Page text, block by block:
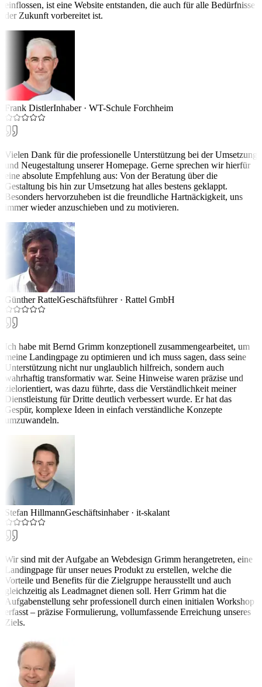
einflossen, ist eine Website entstanden, die auch für alle Bedürfnisse
der Zukunft vorbereitet ist.
Frank DistlerInhaber· WT-Schule Forchheim
Vielen Dank für die professionelle Unterstützung bei der Umsetzung
und Neugestaltung unserer Homepage. Gerne sprechen wir hierfür
eine absolute Empfehlung aus: Von der Beratung über die
Gestaltung bis hin zur Umsetzung hat alles bestens geklappt.
Besonders hervorzuheben ist die freundliche Hartnäckigkeit, uns
immer wieder anzuschieben und zu motivieren.
Günther RattelGeschäftsführer· Rattel GmbH
Ich habe mit Bernd Grimm konzeptionell zusammengearbeitet, um
meine Landingpage zu optimieren und ich muss sagen, dass seine
Unterstützung nicht nur unglaublich hilfreich, sondern auch
wahrhaftig transformativ war. Seine Hinweise waren präzise und
zielorientiert, was dazu führte, dass die Verständlichkeit meiner
Dienstleistung für Dritte deutlich verbessert wurde. Er hat das
Gespür, komplexe Ideen in einfach verständliche Konzepte
umzuwandeln.
Stefan HillmannGeschäftsinhaber· it-skalant
Wir sind mit der Aufgabe an Webdesign Grimm herangetreten, eine
Landingpage für unser neues Produkt zu erstellen, welche die
Vorteile und Benefits für die Zielgruppe herausstellt und auch
gleichzeitig als Leadmagnet dienen soll. Herr Grimm hat die
Aufgabenstellung sehr professionell durch einen initialen Workshop
erfasst – präzise Formulierung, vollumfassende Erreichung unseres
Ziels.